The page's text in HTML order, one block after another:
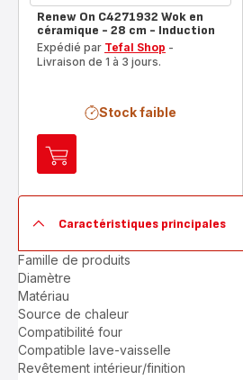
Ajouter
panier
On
C4271932
Wok
en
céramique
-
28
cm
-
Renew On C4271932 Wok en
céramique - 28 cm - Induction
Expédié par Tefal Shop -
Livraison de 1 à 3 jours.
Stock faible
Caractéristiques principales
Famille de produits
Diamètre
Matériau
Source de chaleur
Compatibilité four
Compatible lave-vaisselle
Revêtement intérieur/finition